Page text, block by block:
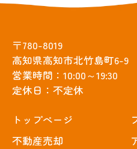
〒780-8019
高知県高知市北竹島町6-9
営業時間：10:00～19:30
定休日：不定休
トップぺージ
不動産売却